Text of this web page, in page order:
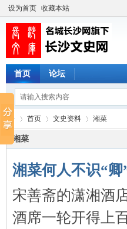
设为首页 收藏本站
首页 论坛
长 ›
首页
›
文史资料
›
湘菜
湘菜
湘菜何人不识“卿
宋善斋的潇湘酒
酒席一轮开得上